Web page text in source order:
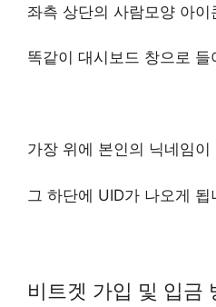
좌측 상단의 사람모양 아이
똑같이 대시보드 창으로 들
가장 위에 본인의 닉네임이
그 하단에 UID가 나오게 됩
비트겟 가입 및 입금